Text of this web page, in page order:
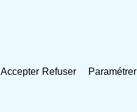
Accepter Refuser Paramétrer